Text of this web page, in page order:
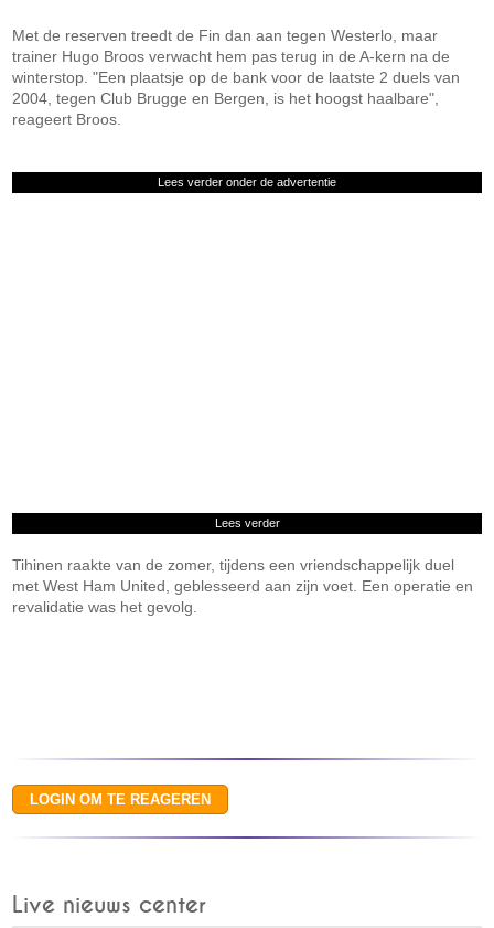
Met de reserven treedt de Fin dan aan tegen Westerlo, maar
trainer Hugo Broos verwacht hem pas terug in de A-kern na de
winterstop. "Een plaatsje op de bank voor de laatste 2 duels van
2004, tegen Club Brugge en Bergen, is het hoogst haalbare",
reageert Broos.
Lees verder onder de advertentie
Lees verder
Tihinen raakte van de zomer, tijdens een vriendschappelijk duel
met West Ham United, geblesseerd aan zijn voet. Een operatie en
revalidatie was het gevolg.
Live nieuws center